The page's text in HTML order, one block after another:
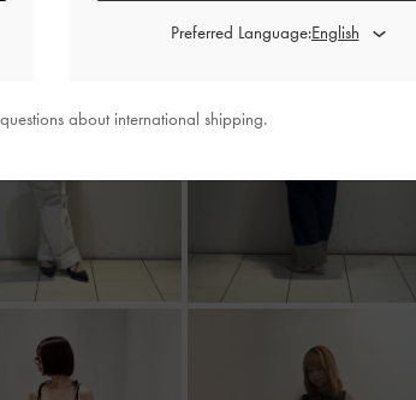
Preferred Language:
about international shipping.